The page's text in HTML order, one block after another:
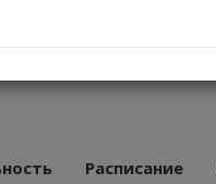
Расписание